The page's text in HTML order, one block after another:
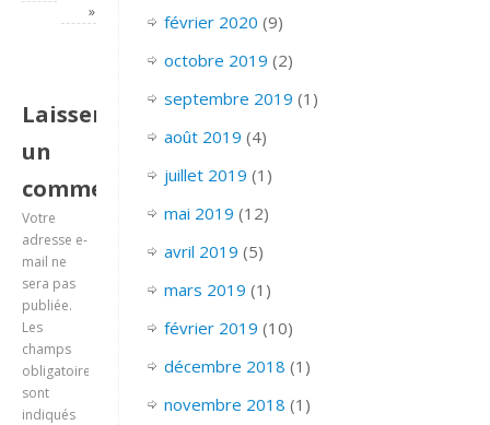
»
Laisser
un
commentaire
Votre
adresse e-
mail ne
sera pas
publiée.
Les
champs
obligatoires
sont
indiqués
février 2020 (9)
octobre 2019 (2)
septembre 2019 (1)
août 2019 (4)
juillet 2019 (1)
mai 2019 (12)
avril 2019 (5)
mars 2019 (1)
février 2019 (10)
décembre 2018 (1)
novembre 2018 (1)